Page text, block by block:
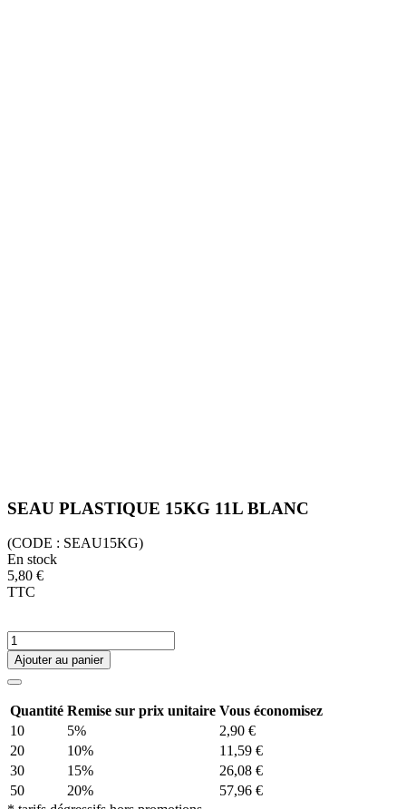
SEAU PLASTIQUE 15KG 11L BLANC
(CODE : SEAU15KG)
En stock
5,80 €
TTC
Ajouter au panier
Quantité Remise sur prix unitaire Vous économisez
10
5%
2,90 €
20
10%
11,59 €
30
15%
26,08 €
50
20%
57,96 €